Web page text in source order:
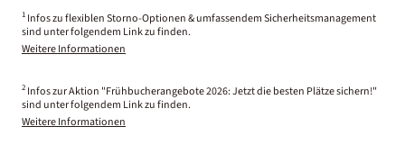
1 Infos zu flexiblen Storno-Optionen & umfassendem Sicherheitsmanagement
sind unter folgendem Link zu finden.
Weitere Informationen
2 Infos zur Aktion "Frühbucherangebote 2026: Jetzt die besten Plätze sichern!"
sind unter folgendem Link zu finden.
Weitere Informationen